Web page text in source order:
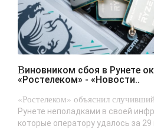
Виновником сбоя в Рунете оказался
«Ростелеком» - «Новости..
«Ростелеком» объяснил
Рунете неполадками в своей
которые оператору удалось за